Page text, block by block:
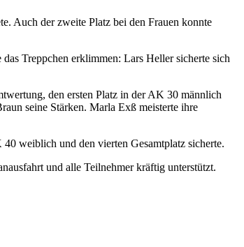
Auch der zweite Platz bei den Frauen konnte
Treppchen erklimmen: Lars Heller sicherte sich
den ersten Platz in der AK 30 männlich
seine Stärken. Marla Exß meisterte ihre
weiblich und den vierten Gesamtplatz sicherte.
und alle Teilnehmer kräftig unterstützt.